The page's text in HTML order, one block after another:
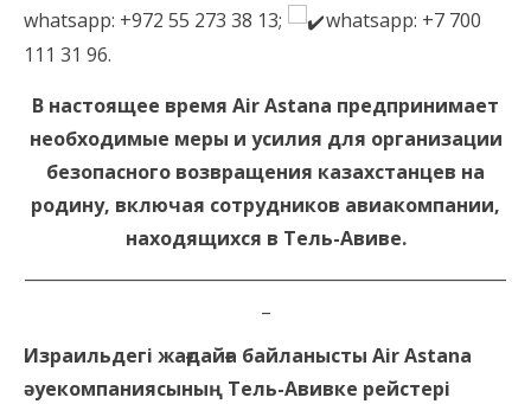
whatsapp: +972 55 273 38 13;
whatsapp: +7 700
111 31 96.
В настоящее время Air Astana предпринимает
необходимые меры и усилия для организации
безопасного возвращения казахстанцев на
родину, включая сотрудников авиакомпании,
находящихся в Тель-Авиве.
Израильдегі жағдайға байланысты Air Astana
әуекомпаниясының Тель-Авивке рейстері